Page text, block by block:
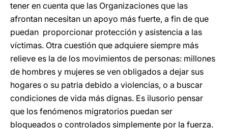
tener en cuenta que las Organizaciones que las
afrontan necesitan un apoyo más fuerte, a fin de que
puedan proporcionar protección y asistencia a las
víctimas. Otra cuestión que adquiere siempre más
relieve es la de los movimientos de personas: millones
de hombres y mujeres se ven obligados a dejar sus
hogares o su patria debido a violencias, o a buscar
condiciones de vida más dignas. Es ilusorio pensar
que los fenómenos migratorios puedan ser
bloqueados o controlados simplemente por la fuerza.